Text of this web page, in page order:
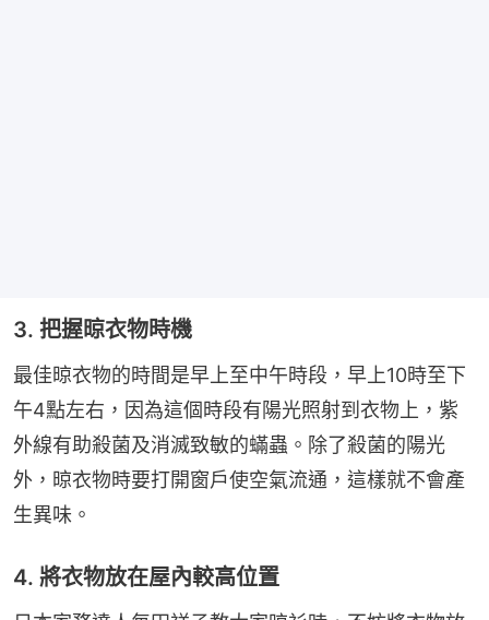
3. 把握晾衣物時機
最佳晾衣物的時間是早上至中午時段，早上10時至下
午4點左右，因為這個時段有陽光照射到衣物上，紫
外線有助殺菌及消滅致敏的蟎蟲。除了殺菌的陽光
外，晾衣物時要打開窗戶使空氣流通，這樣就不會產
生異味。
4. 將衣物放在屋內較高位置